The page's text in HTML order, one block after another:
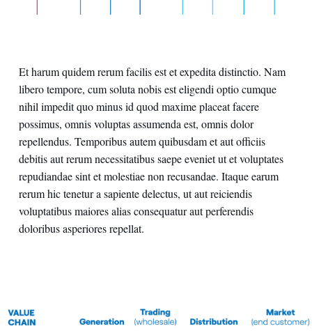
Et harum quidem rerum facilis est et expedita distinctio. Nam
libero tempore, cum soluta nobis est eligendi optio cumque
nihil impedit quo minus id quod maxime placeat facere
possimus, omnis voluptas assumenda est, omnis dolor
repellendus. Temporibus autem quibusdam et aut officiis
debitis aut rerum necessitatibus saepe eveniet ut et voluptates
repudiandae sint et molestiae non recusandae. Itaque earum
rerum hic tenetur a sapiente delectus, ut aut reiciendis
voluptatibus maiores alias consequatur aut perferendis
doloribus asperiores repellat.